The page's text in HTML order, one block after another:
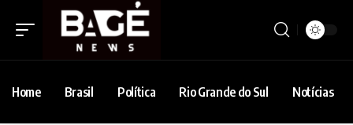
Home Brasil Política Rio Grande do Sul Notícias